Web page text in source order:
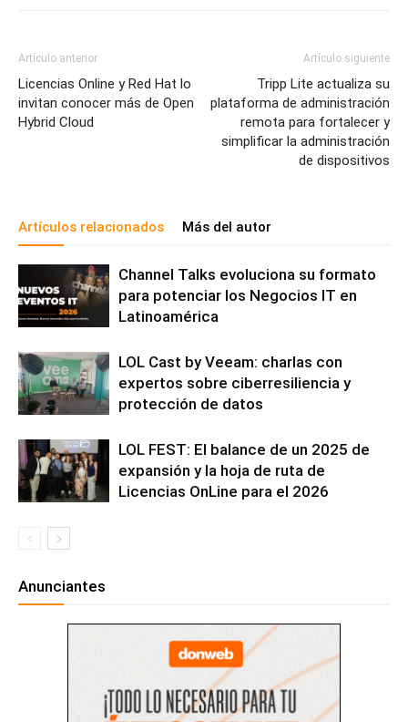
Artículo anterior
Licencias Online y Red Hat lo
invitan conocer más de Open
Hybrid Cloud
Artículo siguiente
Tripp Lite actualiza su
plataforma de administración
remota para fortalecer y
simplificar la administración
de dispositivos
Artículos relacionados Más del autor
Channel Talks evoluciona su formato
para potenciar los Negocios IT en
Latinoamérica
LOL Cast by Veeam: charlas con
expertos sobre ciberresiliencia y
protección de datos
LOL FEST: El balance de un 2025 de
expansión y la hoja de ruta de
Licencias OnLine para el 2026
Anunciantes